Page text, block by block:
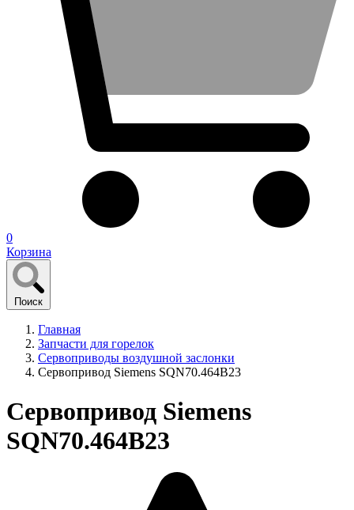
0
Корзина
Поиск
Главная
Запчасти для горелок
Сервоприводы воздушной заслонки
Сервопривод Siemens SQN70.464B23
Сервопривод Siemens
SQN70.464B23